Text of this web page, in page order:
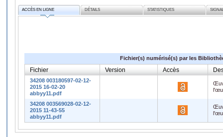
ACCÈS EN LIGNE DÉTAILS STATISTIQUES
Fichier(s) numérisé(s) par les
Fichier Version Accès
34208 003180597-02-12-
2015 16-02-20
abbyy11.pdf
34208 003569028-02-12-
2015 11-43-55
abbyy11.pdf